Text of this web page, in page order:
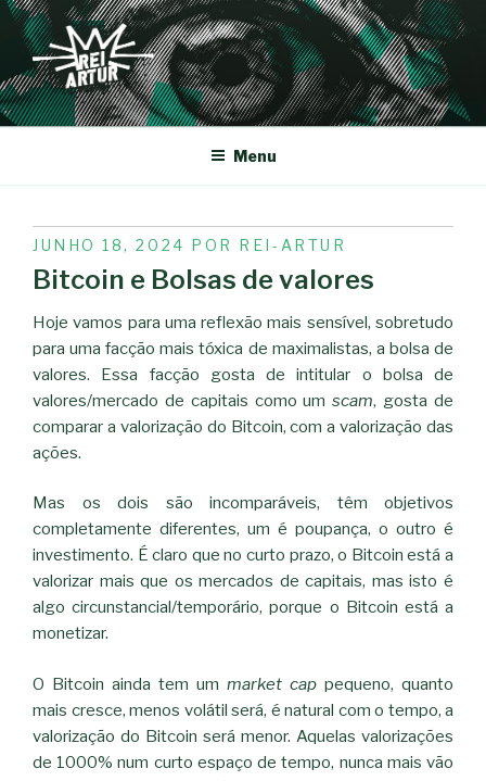
Saltar
para
conteúdo
REI-ARTUR
Menu
PUBLICADO
EM
JUNHO 18, 2024 POR REI-ARTUR
Bitcoin e Bolsas de valores
Hoje vamos para uma reflexão mais sensível, sobretudo
para uma facção mais tóxica de maximalistas, a bolsa de
valores. Essa facção gosta de intitular o bolsa de
valores/mercado de capitais como umscam, gosta de
comparar a valorização do Bitcoin, com a valorização das
ações.
Mas os dois são incomparáveis, têm objetivos
completamente diferentes, um é poupança, o outro é
investimento. É claro que no curto prazo, o Bitcoin está a
valorizar mais que os mercados de capitais, mas isto é
algo circunstancial/temporário, porque o Bitcoin está a
monetizar.
O Bitcoin ainda tem um market cap pequeno, quanto
mais cresce, menos volátil será, é natural com o tempo, a
valorização do Bitcoin será menor. Aquelas valorizações
de 1000% num curto espaço de tempo, nunca mais vão